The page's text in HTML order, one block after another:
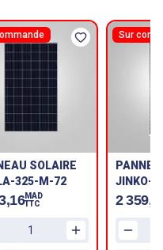
SOLAIRE
325-M-72
MAD
TTC
Sur
JINKO-
2